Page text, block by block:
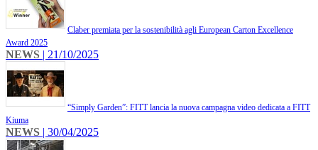
​Claber premiata per la sostenibilità agli European Carton Excellence
Award 2025
NEWS | 21/10/2025
​“Simply Garden”: FITT lancia la nuova campagna video dedicata a FITT
Kiuma
NEWS | 30/04/2025